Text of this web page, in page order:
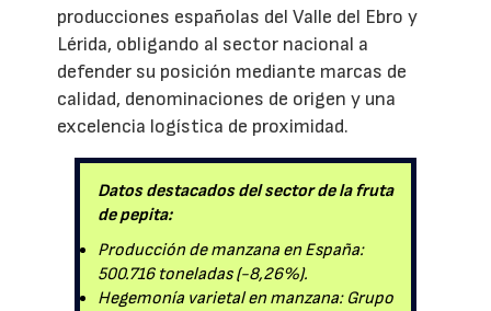
producciones españolas del Valle del Ebro y
Lérida, obligando al sector nacional a
defender su posición mediante marcas de
calidad, denominaciones de origen y una
excelencia logística de proximidad.
Datos destacados del sector de la fruta
de pepita:
Producción de manzana en España:
500.716 toneladas (-8,26%).
Hegemonía varietal en manzana: Grupo